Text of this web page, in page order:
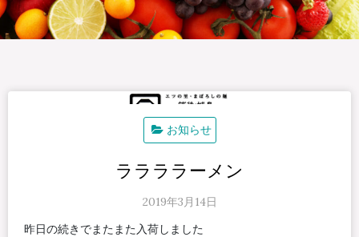
お知らせ
ララララーメン
2019年3月14日
昨日の続きでまたまた入荷しました